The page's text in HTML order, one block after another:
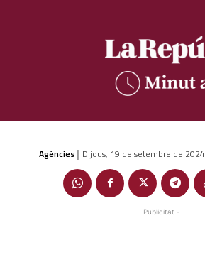
Agències | Dijous, 19 de setembre de 2024
- Publicitat -